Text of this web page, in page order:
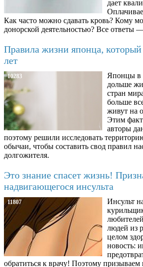
дает
Как часто можно сдавать кровь? Кому
донорской деятельностью? Все ответы —
Правила жизни японца,
лет
10283
Японцы в
дольше
стран
больше
живут на
Этим
авторы
поэтому решили исследовать
обычаи, чтобы составить свод правил
долгожителя.
Это знание спасет жизнь!
надвигающегося инсульта
11807
Инсульт
людей из
целом
новость:
обратиться к врачу! Поэтому призываем